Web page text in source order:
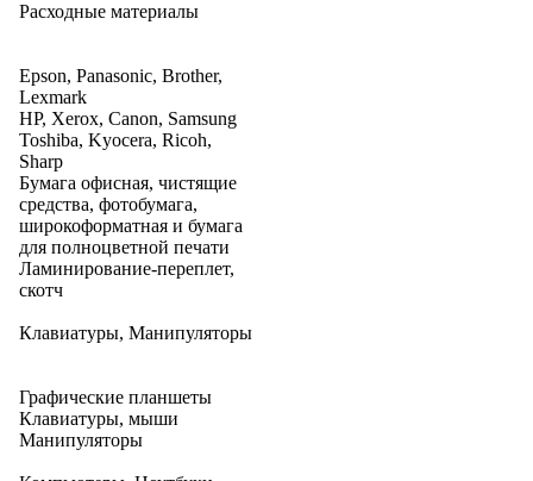
Расходные материалы
Epson, Panasonic, Brother,
Lexmark
HP, Xerox, Canon, Samsung
Toshiba, Kyocera, Ricoh,
Sharp
Бумага офисная, чистящие
средства, фотобумага,
широкоформатная и бумага
для полноцветной печати
Ламинирование-переплет,
скотч
Клавиатуры, Манипуляторы
Графические планшеты
Клавиатуры, мыши
Манипуляторы